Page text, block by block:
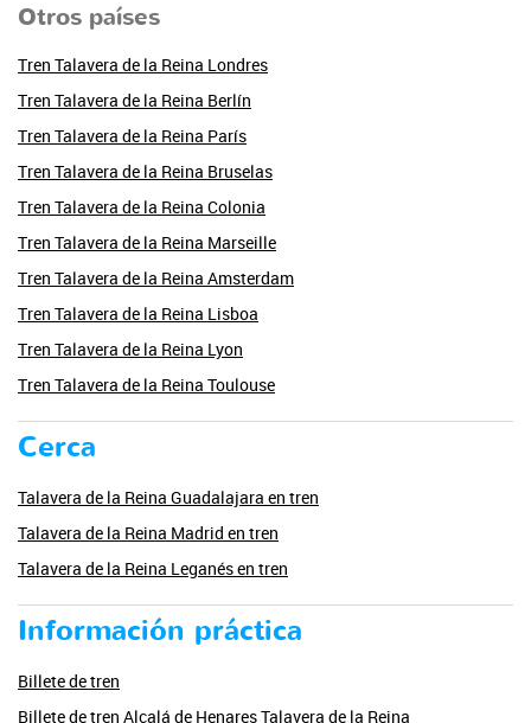
Otros países
Tren Talavera de la Reina Londres
Tren Talavera de la Reina Berlín
Tren Talavera de la Reina París
Tren Talavera de la Reina Bruselas
Tren Talavera de la Reina Colonia
Tren Talavera de la Reina Marseille
Tren Talavera de la Reina Amsterdam
Tren Talavera de la Reina Lisboa
Tren Talavera de la Reina Lyon
Tren Talavera de la Reina Toulouse
Cerca
Talavera de la Reina Guadalajara en tren
Talavera de la Reina Madrid en tren
Talavera de la Reina Leganés en tren
Información práctica
Billete de tren
Billete de tren Alcalá de Henares Talavera de la Reina